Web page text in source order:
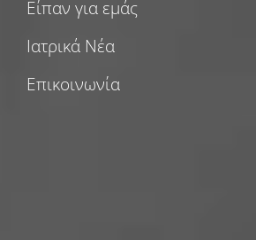
Είπαν για εμάς
Ιατρικά Νέα
Επικοινωνία